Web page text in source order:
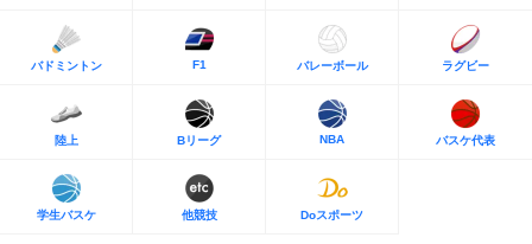
バドミントン F1 バレーボール ラグビー
陸上 Bリーグ NBA バスケ代表
学生バスケ 他競技 Doスポーツ